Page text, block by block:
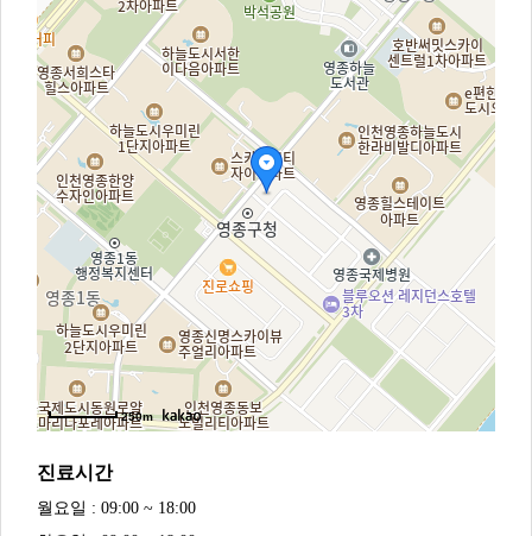
250m
진료시간
월요일 : 09:00 ~ 18:00